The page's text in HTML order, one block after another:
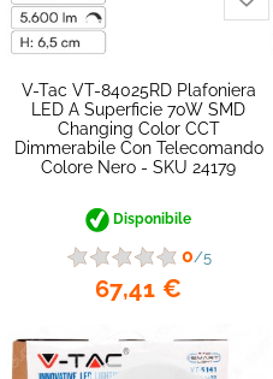
V-Tac VT-84025RD Plafoniera
LED A Superficie 70W SMD
Changing Color CCT
Dimmerabile Con Telecomando
Colore Nero - SKU 24179
Disponibile
0/5
67,41 €